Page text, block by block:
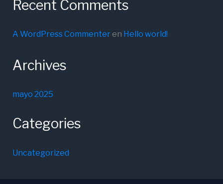
Recent Comments
A WordPress Commenteren Hello world!
Archives
mayo 2025
Categories
Uncategorized